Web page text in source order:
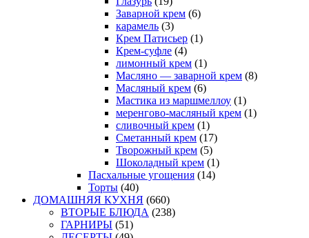
Заварной крем (6)
карамель (3)
Крем Патисьер (1)
Крем-суфле (4)
лимонный крем (1)
Масляно — заварной крем (8)
Масляный крем (6)
Мастика из маршмеллоу (1)
меренгово-масляный крем (1)
сливочный крем (1)
Сметанный крем (17)
Творожный крем (5)
Шоколадный крем (1)
Пасхальные угощения (14)
Торты (40)
ДОМАШНЯЯ КУХНЯ (660)
ВТОРЫЕ БЛЮДА (238)
ГАРНИРЫ (51)